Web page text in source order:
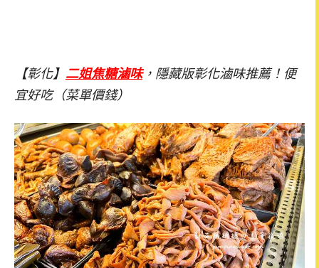
【彰化】 二姐焦糖滷味，隱藏版彰化滷味推薦！便
宜好吃（菜單價錢）